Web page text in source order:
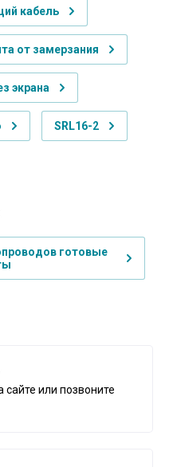
кабель
от замерзания
экрана
SRL16-2
готовые
сайте или позвоните